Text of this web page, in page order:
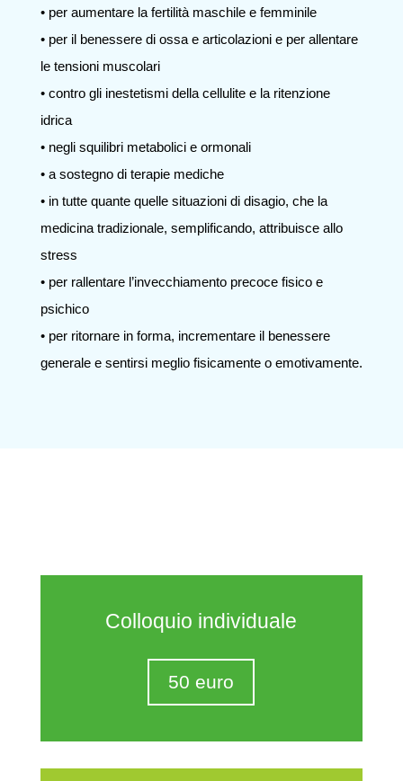
• per aumentare la fertilità maschile e femminile
• per il benessere di ossa e articolazioni e per allentare
le tensioni muscolari
• contro gli inestetismi della cellulite e la ritenzione
idrica
• negli squilibri metabolici e ormonali
• a sostegno di terapie mediche
• in tutte quante quelle situazioni di disagio, che la
medicina tradizionale, semplificando, attribuisce allo
stress
• per rallentare l’invecchiamento precoce fisico e
psichico
• per ritornare in forma, incrementare il benessere
generale e sentirsi meglio fisicamente o emotivamente.
Colloquio individuale
50 euro